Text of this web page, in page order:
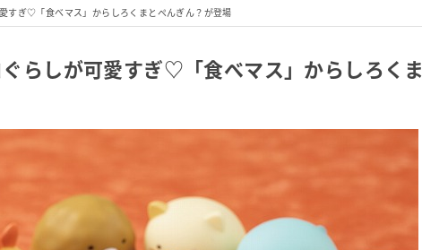
すぎ♡「食べマス」からしろくまとぺんぎん？が登場
らしが可愛すぎ♡「食べマス」からしろくま